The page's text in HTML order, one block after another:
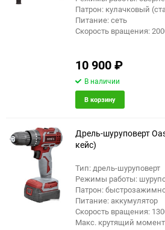
Патрон: кулачковый
Питание: сеть
Скорость вращения:
10 900₽
В наличии
В корзину
Дрель-шуруповерт
кейс)
Тип: дрель-шуруповерт
Режимы работы:
Патрон:
Питание: аккумулятор
Скорость вращения:
Макс. крутящий